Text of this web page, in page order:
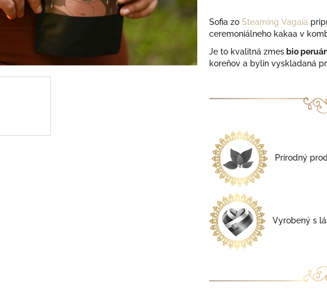
Sofia zo Steaming Vagaia
ceremoniálneho kakaa v
Je to kvalitná zmes bio
koreňov a bylín vyskladaná
Prírodný
Vyrobený s